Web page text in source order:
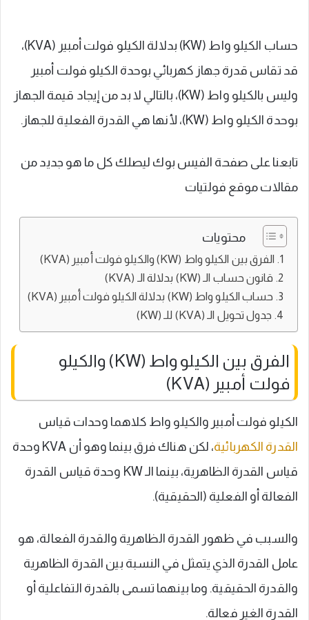
حساب الكيلو واط (KW) بدلالة الكيلو فولت أمبير (KVA)،
قد تقاس قدرة جهاز كهربائي بوحدة الكيلو فولت أمبير
وليس بالكيلو واط (KW)، بالتالي لا بد من إيجاد قيمة الجهاز
بوحدة الكيلو واط (KW)، لأنها هي القدرة الفعلية للجهاز.
تابعنا على صفحة الفيس بوك ليصلك كل ما هو جديد من
مقالات موقع فولتيات
محتويات
الفرق بين الكيلو واط (KW) والكيلو فولت أمبير (KVA)
قانون حساب الـ (KW) بدلالة الـ (KVA)
حساب الكيلو واط (KW) بدلالة الكيلو فولت أمبير (KVA)
جدول تحويل الـ (KVA) للـ (KW)
الفرق بين الكيلو واط (KW) والكيلو
فولت أمبير (KVA)
الكيلو فولت أمبير والكيلو واط كلاهما وحدات قياس
القدرة الكهربائية
، لكن هناك فرق بينما وهو أن KVA وحدة
قياس القدرة الظاهرية، بينما الـ KW وحدة قياس القدرة
الفعالة أو الفعلية (الحقيقية).
والسبب في ظهور القدرة الظاهرية والقدرة الفعالة، هو
عامل القدرة الذي يتمثل في النسبة بين القدرة الظاهرية
والقدرة الحقيقية. وما بينهما تسمى بالقدرة التفاعلية أو
القدرة الغير فعالة.